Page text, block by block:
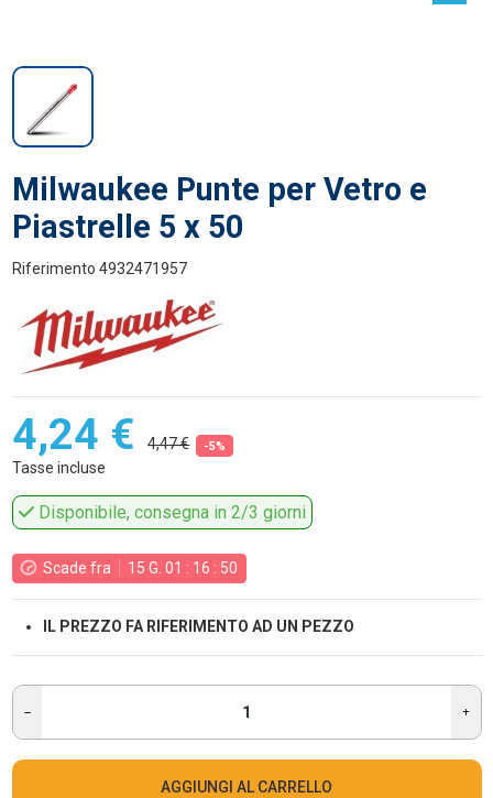
Milwaukee Punte per Vetro e
Piastrelle 5 x 50
Riferimento 4932471957
4,24 € 4,47 € -5%
Tasse incluse
Disponibile, consegna in 2/3 giorni
Scade fra 15 G. 01 : 16 : 49
IL PREZZO FA RIFERIMENTO AD UN PEZZO
AGGIUNGI AL CARRELLO